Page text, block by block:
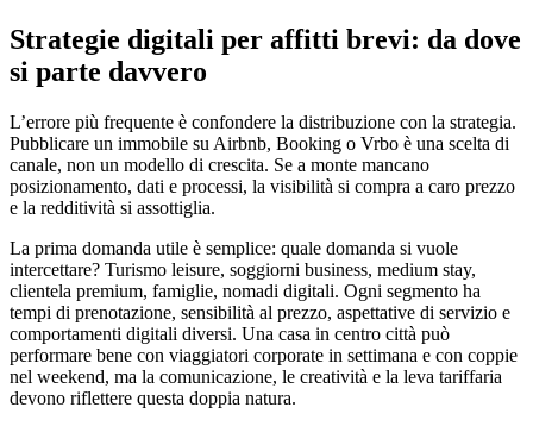
Strategie digitali per affitti brevi: da dove
si parte davvero
L’errore più frequente è confondere la distribuzione con la strategia.
Pubblicare un immobile su Airbnb, Booking o Vrbo è una scelta di
canale, non un modello di crescita. Se a monte mancano
posizionamento, dati e processi, la visibilità si compra a caro prezzo
e la redditività si assottiglia.
La prima domanda utile è semplice: quale domanda si vuole
intercettare? Turismo leisure, soggiorni business, medium stay,
clientela premium, famiglie, nomadi digitali. Ogni segmento ha
tempi di prenotazione, sensibilità al prezzo, aspettative di servizio e
comportamenti digitali diversi. Una casa in centro città può
performare bene con viaggiatori corporate in settimana e con coppie
nel weekend, ma la comunicazione, le creatività e la leva tariffaria
devono riflettere questa doppia natura.